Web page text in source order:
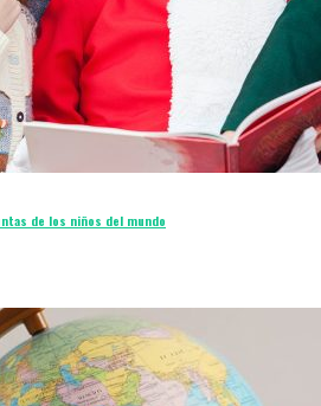
de los niños del mundo